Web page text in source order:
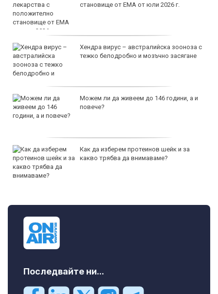
становище от ЕМА от юли 2026 г.
Хендра вирус – австралийска зооноза с
тежко белодробно и мозъчно засягане
Можем ли да живеем до 146 години, а и
повече?
Как да изберем протеинов шейк и за
какво трябва да внимаваме?
Последвайте ни...